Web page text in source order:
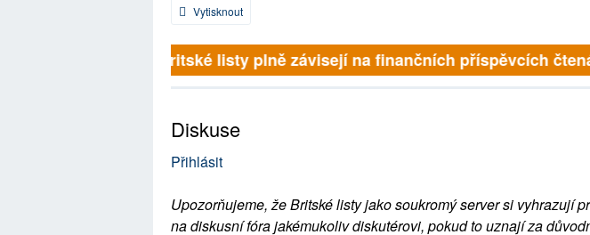
Vytisknout
Britské listy plně závisejí na finančních příspěvcích
Diskuse
Přihlásit
Upozorňujeme, že Britské listy jako soukromý server si vyhrazují
na diskusní fóra jakémukoliv diskutérovi, pokud to uznají za